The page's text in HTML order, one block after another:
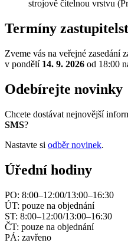
strojově čitelnou vrstvu
Termíny
Zveme vás na veřejné zasedání
v pondělí 14. 9. 2026 od 18:00
Odebírejte novinky
Chcete dostávat nejnovější
SMS?
Nastavte si odběr novinek.
Úřední hodiny
PO: 8:00–12:00/13:00–16:30
ÚT: pouze na objednání
ST: 8:00–12:00/13:00–16:30
ČT: pouze na objednání
PÁ: zavřeno